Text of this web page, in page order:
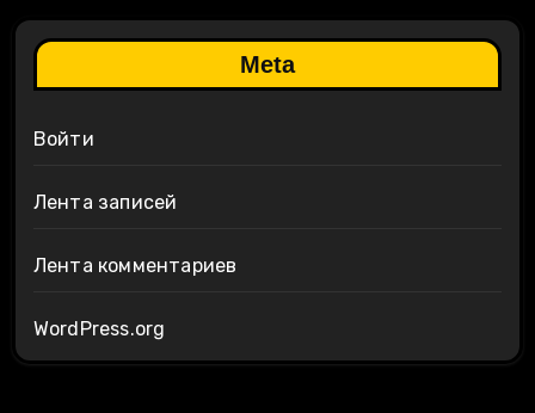
Meta
Войти
Лента записей
Лента комментариев
WordPress.org